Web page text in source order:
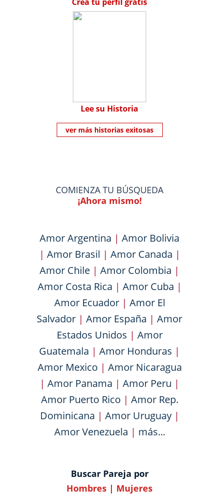
Lee su Historia
ver más historias exitosas
COMIENZA TU BÚSQUEDA
¡Ahora mismo!
Amor Argentina | Amor Bolivia
| Amor Brasil | Amor Canada |
Amor Chile | Amor Colombia |
Amor Costa Rica | Amor Cuba |
Amor Ecuador| Amor El
Salvador | Amor España | Amor
Estados Unidos | Amor
Guatemala | Amor Honduras |
Amor Mexico | Amor Nicaragua
| Amor Panama | Amor Peru |
Amor Puerto Rico | Amor Rep.
Dominicana | Amor Uruguay|
Amor Venezuela | más...
Buscar Pareja por
Hombres | Mujeres